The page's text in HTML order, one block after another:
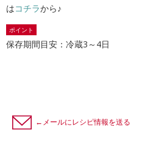
はコチラから♪
ポイント
保存期間目安：冷蔵3～4日
←メールにレシピ情報を送る